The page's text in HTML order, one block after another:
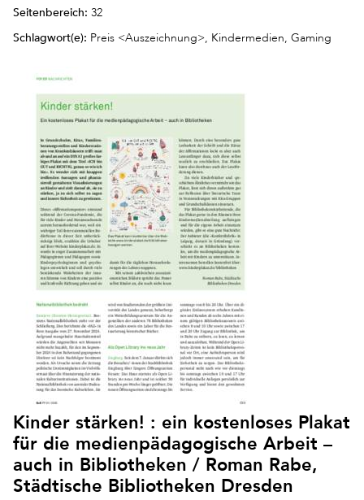
Seitenbereich: 32
Schlagwort(e): Preis <Auszeichnung>, Kindermedien, Gaming
Kinder stärken! : ein kostenloses Plakat
für die medienpädagogische Arbeit –
auch in Bibliotheken / Roman Rabe,
Städtische Bibliotheken Dresden